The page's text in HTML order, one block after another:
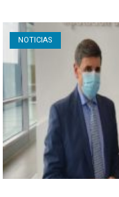
NOTICIAS
Open post